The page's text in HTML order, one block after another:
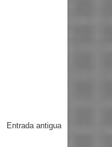
Entrada antigua